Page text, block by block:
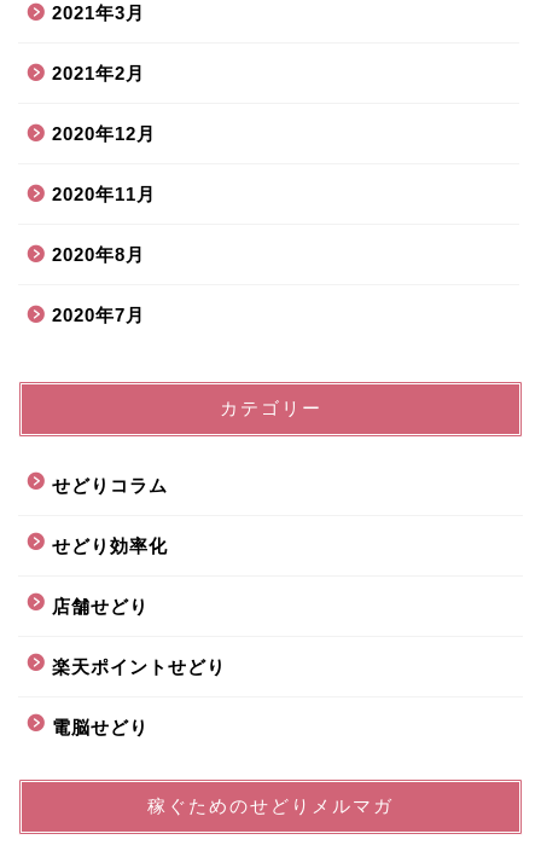
2021年3月
2021年2月
2020年12月
2020年11月
2020年8月
2020年7月
カテゴリー
せどりコラム
せどり効率化
店舗せどり
楽天ポイントせどり
電脳せどり
稼ぐためのせどりメルマガ